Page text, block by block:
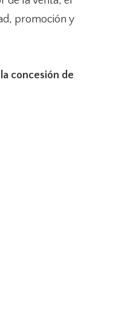
promoción y
concesión de